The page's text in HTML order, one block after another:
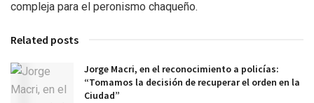
compleja para el peronismo chaqueño.
Related posts
Jorge Macri, en el reconocimiento a policías:
“Tomamos la decisión de recuperar el orden en la
Ciudad”